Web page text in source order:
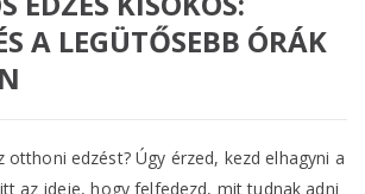
A LEGÜTŐSEBB ÓRÁK
edzést? Úgy érzed, kezd elhagyni a
az ideje, hogy felfedezd, mit tudnak adni